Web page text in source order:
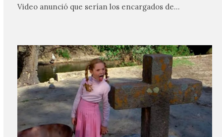
Video anunció que serían los encargados de